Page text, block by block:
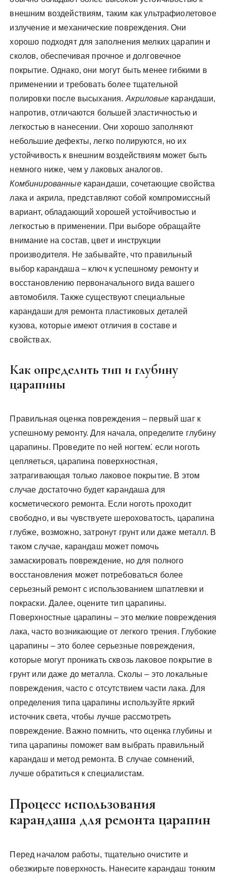
внешним воздействиям, таким как ультрафиолетовое
излучение и механические повреждения. Они
хорошо подходят для заполнения мелких царапин и
сколов, обеспечивая прочное и долговечное
покрытие. Однако, они могут быть менее гибкими в
применении и требовать более тщательной
полировки после высыхания. Акриловыекарандаши,
напротив, отличаются большей эластичностью и
легкостью в нанесении. Они хорошо заполняют
небольшие дефекты, легко полируются, но их
устойчивость к внешним воздействиям может быть
немного ниже, чем у лаковых аналогов.
Комбинированныекарандаши, сочетающие свойства
лака и акрила, представляют собой компромиссный
вариант, обладающий хорошей устойчивостью и
легкостью в применении. При выборе обращайте
внимание на состав, цвет и инструкции
производителя. Не забывайте, что правильный
выбор карандаша – ключ к успешному ремонту и
восстановлению первоначального вида вашего
автомобиля. Также существуют специальные
карандаши для ремонта пластиковых деталей
кузова, которые имеют отличия в составе и
свойствах.
Как определить тип и глубину
царапины
Правильная оценка повреждения – первый шаг к
успешному ремонту. Для начала, определите глубину
царапины. Проведите по ней ногтем⁚ если ноготь
цепляеться, царапина поверхностная,
затрагивающая только лаковое покрытие. В этом
случае достаточно будет карандаша для
косметического ремонта. Если ноготь проходит
свободно, и вы чувствуете шероховатость, царапина
глубже, возможно, затронут грунт или даже металл. В
таком случае, карандаш может помочь
замаскировать повреждение, но для полного
восстановления может потребоваться более
серьезный ремонт с использованием шпатлевки и
покраски. Далее, оцените тип царапины.
Поверхностные царапины – это мелкие повреждения
лака, часто возникающие от легкого трения. Глубокие
царапины – это более серьезные повреждения,
которые могут проникать сквозь лаковое покрытие в
грунт или даже до металла. Сколы – это локальные
повреждения, часто с отсутствием части лака. Для
определения типа царапины используйте яркий
источник света, чтобы лучше рассмотреть
повреждение. Важно помнить, что оценка глубины и
типа царапины поможет вам выбрать правильный
карандаш и метод ремонта. В случае сомнений,
лучше обратиться к специалистам.
Процесс использования
карандаша для ремонта царапин
Перед началом работы, тщательно очистите и
обезжирьте поверхность. Нанесите карандаш тонким